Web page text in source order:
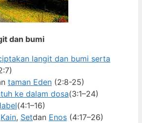
dan bumi
langit dan bumi serta
taman Eden (2:8-25)
ke dalam dosa(3:1–24)
(4:1–16)
Kain, Setdan Enos (4:17–26)